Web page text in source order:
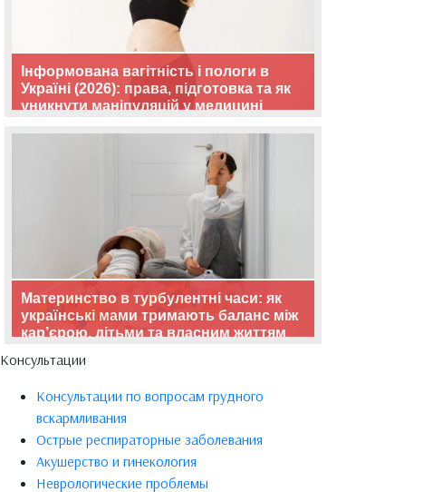
Інформована вагітність і пологи в
Україні (2026): права, підготовка та як
уникнути маніпуляцій у медицині
Материнство в турбулентні часи: як
українські мами тримають баланс між
кар’єрою, дітьми та власним життям
Консультации
Консультации по вопросам грудного
вскармливания
Острые респираторные заболевания
Акушерство и гинекология
Неврологические проблемы